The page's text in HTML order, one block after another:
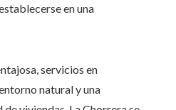
en una
servicios en
natural y una